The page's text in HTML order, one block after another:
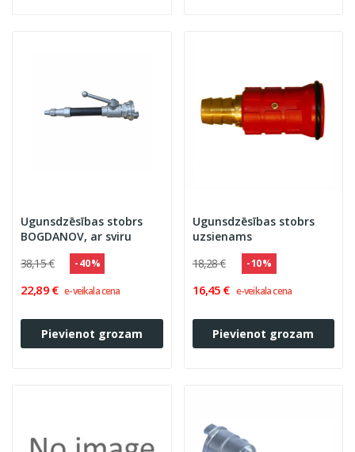
Ugunsdzēsības stobrs
BOGDANOV, ar sviru
38,15 €
- 40 %
22,89 € e-veikala cena
Pievienot grozam
Ugunsdzēsības stobrs
uzsienams
18,28 €
- 10 %
16,45 € e-veikala cena
Pievienot grozam